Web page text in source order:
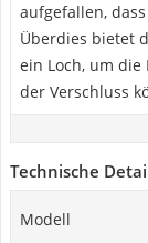
aufgefallen,
Überdies bietet
ein Loch, um die
der Verschluss
Technische
Modell